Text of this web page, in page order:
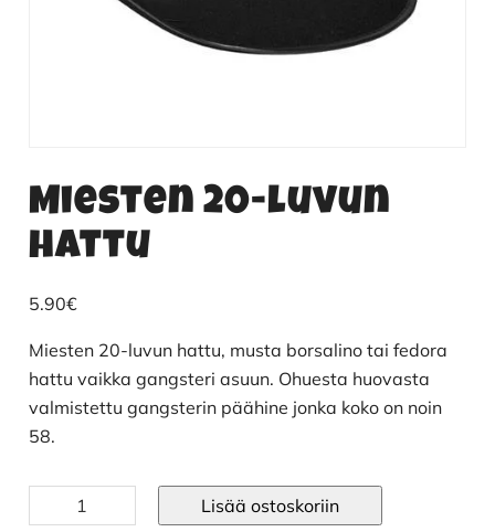
Miesten 20-luvun
hattu
5.90€
Miesten 20-luvun hattu, musta borsalino tai fedora
hattu vaikka gangsteri asuun. Ohuesta huovasta
valmistettu gangsterin päähine jonka koko on noin
58.
Miesten
20-
Lisää ostoskoriin